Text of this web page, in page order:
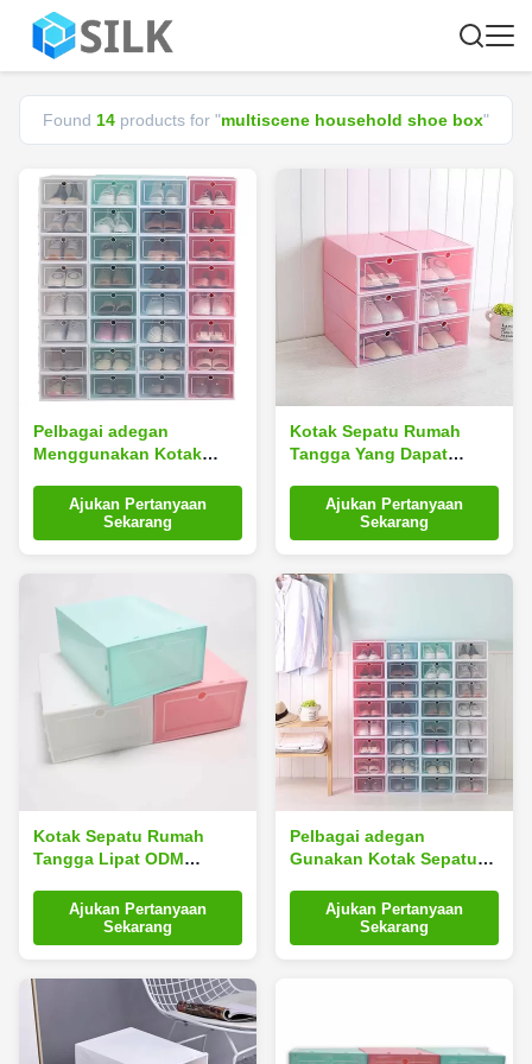
Found 14 products for "multiscene household shoe box"
Pelbagai adegan
Menggunakan Kotak
Drop Depan Lipat
33*24*13.5cm Menghemat
Ruang
Ajukan Pertanyaan
Sekarang
Kotak Sepatu Rumah
Tangga Yang Dapat
Persegi PP Plastik
Pelbagai adegan
Penggunaan Praktis
Ajukan Pertanyaan
Sekarang
Kotak Sepatu Rumah
Tangga Lipat ODM
Menggunakan
Penghematan Ruang
Rakitan yang Dapat
Ajukan Pertanyaan
Sekarang
Pelbagai adegan
Gunakan Kotak Sepatu
Ajukan Pertanyaan
Sekarang